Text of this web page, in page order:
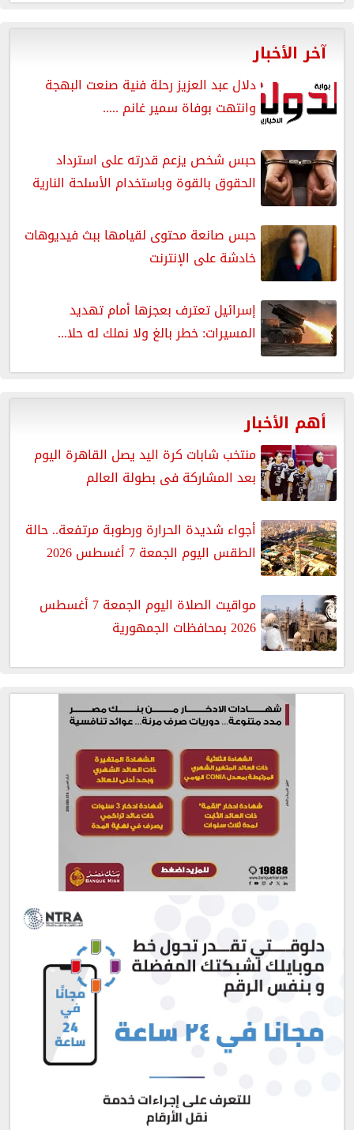
آخر الأخبار
دلال عبد العزيز رحلة فنية صنعت البهجة
وانتهت بوفاة سمير غانم .....
حبس شخص يزعم قدرته على استرداد
الحقوق بالقوة وباستخدام الأسلحة النارية
حبس صانعة محتوى لقيامها ببث فيديوهات
خادشة على الإنترنت
إسرائيل تعترف بعجزها أمام تهديد
المسيرات: خطر بالغ ولا نملك له حلا...
أهم الأخبار
منتخب شابات كرة اليد يصل القاهرة اليوم
بعد المشاركة فى بطولة العالم
أجواء شديدة الحرارة ورطوبة مرتفعة.. حالة
الطقس اليوم الجمعة 7 أغسطس 2026
مواقيت الصلاة اليوم الجمعة 7 أغسطس
2026 بمحافظات الجمهورية